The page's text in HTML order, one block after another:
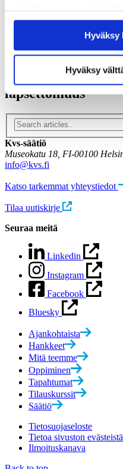
saattaa estää näiden
Hyväksymällä kaikki
sisältö on käytettävissäsi.
Hyväksy
Hyväksy
Kvs-säätiön
Yhteystiedot
lapsettomuus
Kvs-säätiö
Museokatu 18, FI-00100
info@kvs.fi
Katso tarkemmat yhteystiedot
Tilaa uutiskirje
Seuraa meitä
Linkedin
Instagram
Facebook
Bluesky
Ajankohtaista
Hankkeet
Mitä teemme
Oppiminen
Tapahtumat
Tilauskurssit
Säätiö
Tietosuojaseloste
Tietoa sivuston evästeistä
Ilmoituskanava